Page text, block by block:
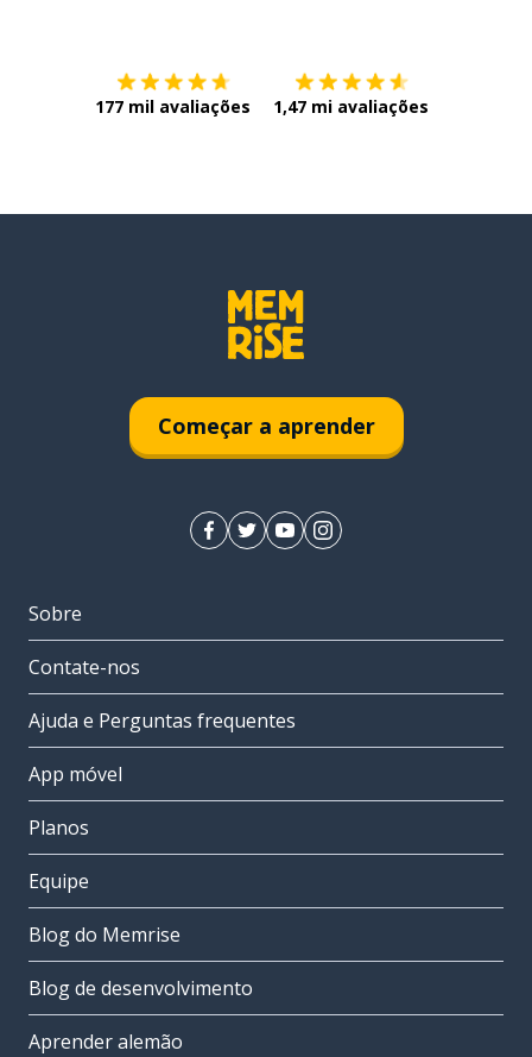
177 mil avaliações 1,47 mi avaliações
Começar a aprender
Sobre
Contate-nos
Ajuda e Perguntas frequentes
App móvel
Planos
Equipe
Blog do Memrise
Blog de desenvolvimento
Aprender alemão